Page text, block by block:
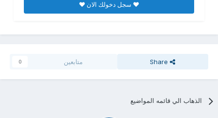
♥ سجل دخولك الان ♥
Share متابعين 0
الذهاب الي قائمه المواضيع